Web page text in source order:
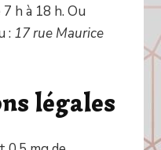
h à 18 h. Ou
: 17 rue Maurice
légales